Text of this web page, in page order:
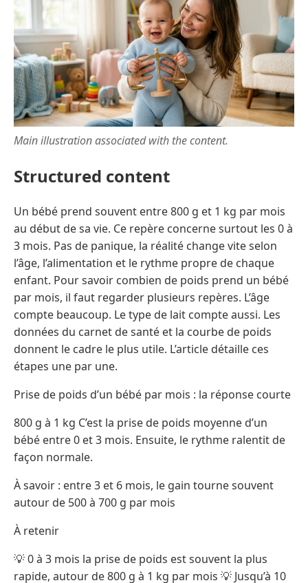
Main illustration associated with the content.
Structured content
Un bébé prend souvent entre 800 g et 1 kg par mois
au début de sa vie. Ce repère concerne surtout les 0 à
3 mois. Pas de panique, la réalité change vite selon
l’âge, l’alimentation et le rythme propre de chaque
enfant. Pour savoir combien de poids prend un bébé
par mois, il faut regarder plusieurs repères. L’âge
compte beaucoup. Le type de lait compte aussi. Les
données du carnet de santé et la courbe de poids
donnent le cadre le plus utile. L’article détaille ces
étapes une par une.
Prise de poids d’un bébé par mois : la réponse courte
800 g à 1 kg C’est la prise de poids moyenne d’un
bébé entre 0 et 3 mois. Ensuite, le rythme ralentit de
façon normale.
À savoir : entre 3 et 6 mois, le gain tourne souvent
autour de 500 à 700 g par mois
À retenir
💡 0 à 3 mois la prise de poids est souvent la plus
rapide, autour de 800 g à 1 kg par mois 💡 Jusqu’à 10